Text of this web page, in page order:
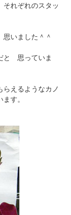
れぞれのスタッ
いました＾＾
と 思っていま
えるようなカノ
す。